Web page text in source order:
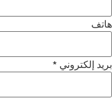
هاتف
بريد إلكتروني *